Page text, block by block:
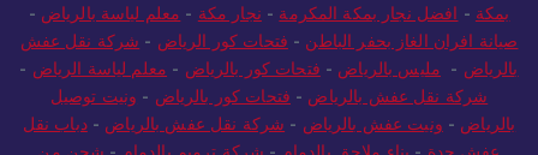
بمكة - افضل نجار بمكة المكرمة - نجار مكة - معلم لياسة بالرياض -
صيانة افران الغاز بحفر الباطن - فتحات كور الرياض - شركة نقل عفش
بالرياض - مليس بالرياض - فتحات كور بالرياض - معلم لياسة الرياض -
شركة نقل عفش بالرياض - فتحات كور بالرياض - ونيت توصيل
بالرياض - ونيت عفش بالرياض - شركة نقل عفش بالرياض -دباب نقل